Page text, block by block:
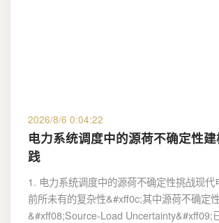
2026/8/6 0:04:22
电力系统调度中的源荷不确定性
践
1. 电力系统调度中的源荷不确定性挑战现代
前所未有的复杂性&#xff0c;其中源荷不确定
&#xff08;Source-Load Uncertainty&#xff09;